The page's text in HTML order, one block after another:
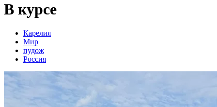
В курсе
Карелия
Мир
пудож
Россия